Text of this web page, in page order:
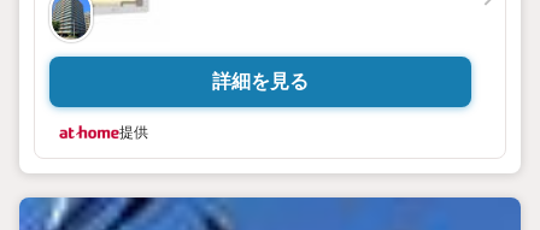
詳細を見る
提供